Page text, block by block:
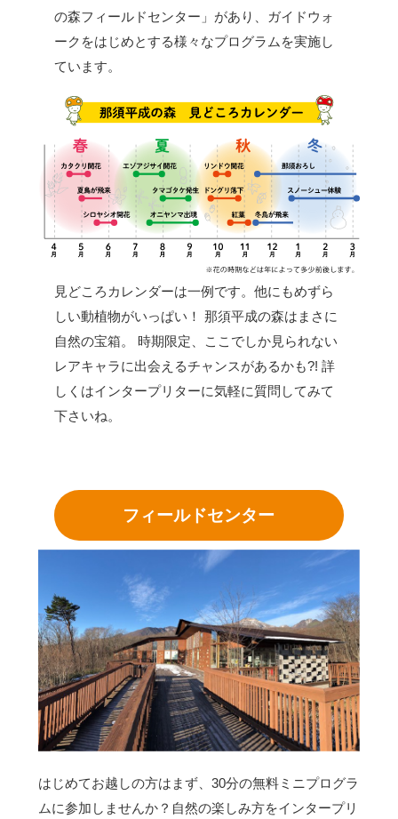
の森フィールドセンター」があり、ガイドウォ
ークをはじめとする様々なプログラムを実施し
ています。
見どころカレンダーは一例です。他にもめずら
しい動植物がいっぱい！ 那須平成の森はまさに
自然の宝箱。
時期限定、ここでしか見られない
レアキャラに出会えるチャンスがあるかも?! 詳
しくはインタープリターに気軽に質問してみて
下さいね。
フィールドセンター
はじめてお越しの方はまず、30分の無料ミニプログラ
ムに参加しませんか？自然の楽しみ方をインタープリ